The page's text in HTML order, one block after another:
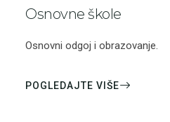
Osnovne škole
Osnovni odgoj i obrazovanje.
POGLEDAJTE VIŠE